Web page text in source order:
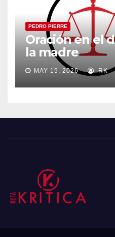
PEDRO PIERRE
Oración en el
la madre
MAY 15, 2026 RK